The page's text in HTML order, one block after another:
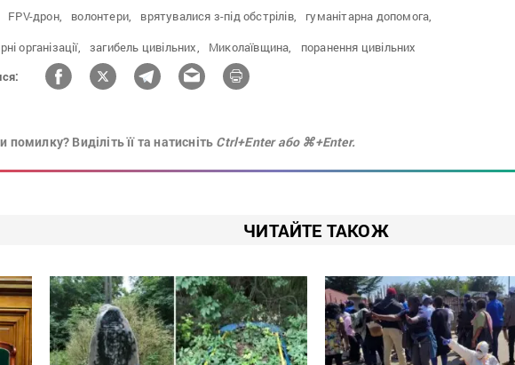
FPV-дрон, волонтери, врятувалися з-під обстрілів,
гуманітарна допомога,
організації,
загибель цивільних, Миколаївщина,
поранення цивільних
Виділіть її та натисніть Ctrl+Enter або ⌘+Enter.
ЧИТАЙТЕ ТАКОЖ